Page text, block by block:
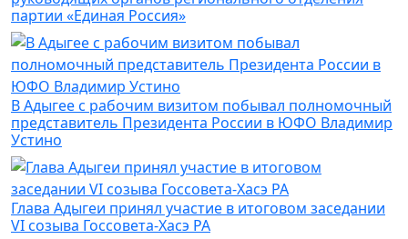
партии «Единая Россия»
В Адыгее с рабочим визитом побывал полномочный
представитель Президента России в ЮФО Владимир
Устино
Глава Адыгеи принял участие в итоговом заседании
VI созыва Госсовета-Хасэ РА